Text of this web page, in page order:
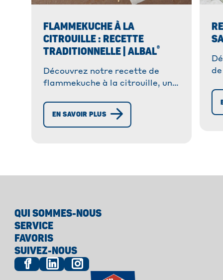
FLAMMEKUCHE À LA
CITROUILLE : RECETTE
TRADITIONNELLE | ALBAL®
Découvrez notre recette de
flammekuche à la citrouille, une
romarin. Facile à préparer,
idéale pour un repas original !
EN SAVOIR PLUS
QUI SOMMES-NOUS
SERVICE
FAVORIS
SUIVEZ-NOUS